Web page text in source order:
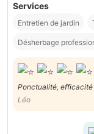
Services
Entretien de jardin
Désherbage
Léo